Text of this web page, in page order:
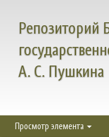
Репозиторий
А. С. Пушкина
Просмотр элемента